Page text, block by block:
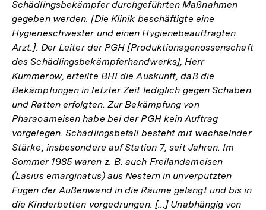
Schädlingsbekämpfer durchgeführten Maßnahmen
gegeben werden. [Die Klinik beschäftigte eine
Hygieneschwester und einen Hygienebeauftragten
Arzt.]. Der Leiter der PGH [Produktionsgenossenschaft
des Schädlingsbekämpferhandwerks], Herr
Kummerow, erteilte BHI die Auskunft, daß die
Bekämpfungen in letzter Zeit lediglich gegen Schaben
und Ratten erfolgten. Zur Bekämpfung von
Pharaoameisen habe bei der PGH kein Auftrag
vorgelegen. Schädlingsbefall besteht mit wechselnder
Stärke, insbesondere auf Station 7, seit Jahren. Im
Sommer 1985 waren z. B. auch Freilandameisen
(Lasius emarginatus) aus Nestern in unverputzten
Fugen der Außenwand in die Räume gelangt und bis in
die Kinderbetten vorgedrungen. [...] Unabhängig von